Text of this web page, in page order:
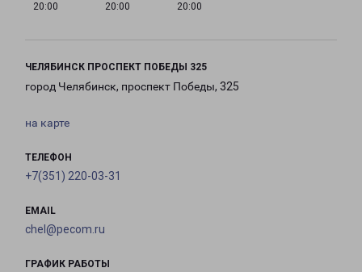
20:00
20:00
20:00
ЧЕЛЯБИНСК ПРОСПЕКТ ПОБЕДЫ 325
город Челябинск, проспект Победы, 325
на карте
ТЕЛЕФОН
+7(351) 220-03-31
EMAIL
chel@pecom.ru
ГРАФИК РАБОТЫ